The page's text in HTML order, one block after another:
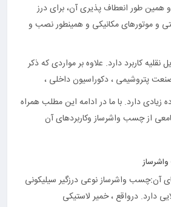
و همین طور انعطاف پذیری آن، برای درز
و موتور‌های مکانیکی و همینطور نصب و
کاربرد دارد. علاوه بر مواردی که ذکر
پتروشیمی ، دکوراسیون داخلی ،
زیادی دارد. با ما در ادامه این مطلب همراه
از چسب واشرساز وکاربردهای آن
آن:چسب واشرساز نوعی درزگیر سیلیکونی
دارد. درواقع ، خمیر لاستیکی